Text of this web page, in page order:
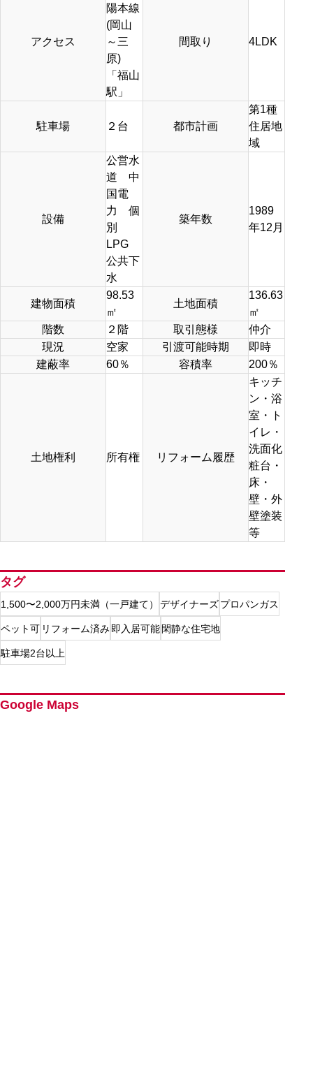
アクセス
陽本線
(岡山
～三
原)
「福山
駅」
間取り 4LDK
駐車場 ２台 都市計画
第1種
住居地
域
設備
公営水
道 中
国電
力 個
別
LPG
公共下
水
築年数
1989
年12月
建物面積
98.53
㎡
土地面積
136.63
㎡
階数
２階 取引態様
仲介
現況
空家 引渡可能時期
即時
建蔽率
60％ 容積率 200％
土地権利 所有権 リフォーム履歴
キッチ
ン・浴
室・ト
イレ・
洗面化
粧台・
床・
壁・外
壁塗装
等
タグ
1,500〜2,000万円未満（一戸建て） デザイナーズプロパンガス
ペット可 リフォーム済み即入居可能閑静な住宅地
駐車場2台以上
Google Maps